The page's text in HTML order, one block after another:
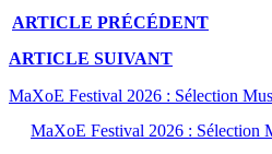
ARTICLE PRÉCÉDENT
ARTICLE SUIVANT
MaXoE Festival 2026 : Sélection
MaXoE Festival 2026 : Sélection